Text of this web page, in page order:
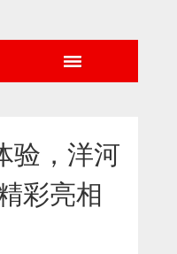
验，洋河
彩亮相